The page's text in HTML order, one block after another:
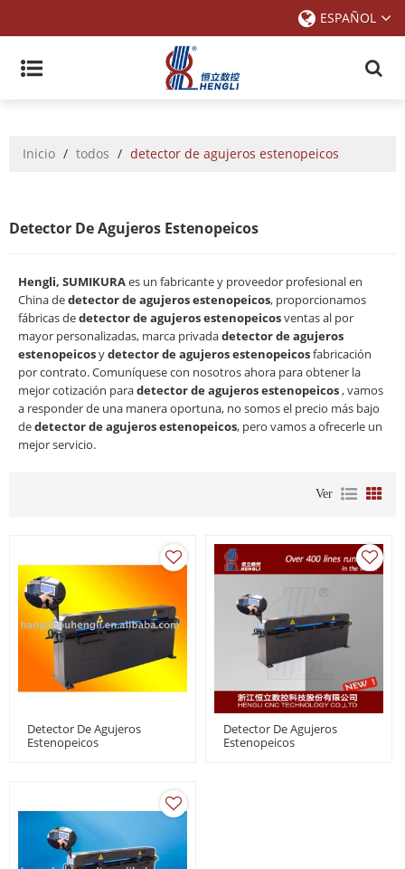
ESPAÑOL
Inicio / todos / detector de agujeros estenopeicos
Detector De Agujeros Estenopeicos
Hengli, SUMIKURAes un fabricante y proveedor profesional en
China dedetector de agujeros estenopeicos, proporcionamos
fábricas dedetector de agujeros estenopeicosventas al por
mayor personalizadas, marca privadadetector de agujeros
estenopeicosydetector de agujeros estenopeicosfabricación
por contrato. Comuníquese con nosotros ahora para obtener la
mejor cotización paradetector de agujeros estenopeicos, vamos
a responder de una manera oportuna, no somos el precio más bajo
dedetector de agujeros estenopeicos, pero vamos a ofrecerle un
mejor servicio.
Ver
Detector De Agujeros
Estenopeicos
Detector De Agujeros
Estenopeicos